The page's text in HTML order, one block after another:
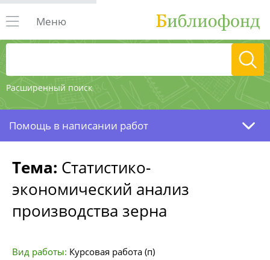
Расширенный поиск
Меню
Помощь в написании работ
Тема: Статистико-
экономический анализ
производства зерна
Вид работы: Курсовая работа (п)